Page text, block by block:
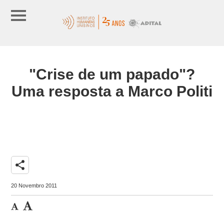
"Crise de um papado"?
Uma resposta a Marco Politi
share
20 Novembro 2011